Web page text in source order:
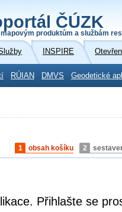
ČÚZK
produktům a službám
INSPIRE
RÚIAN DMVS Geodetické
1 obsah košíku 2
Přihlašte se